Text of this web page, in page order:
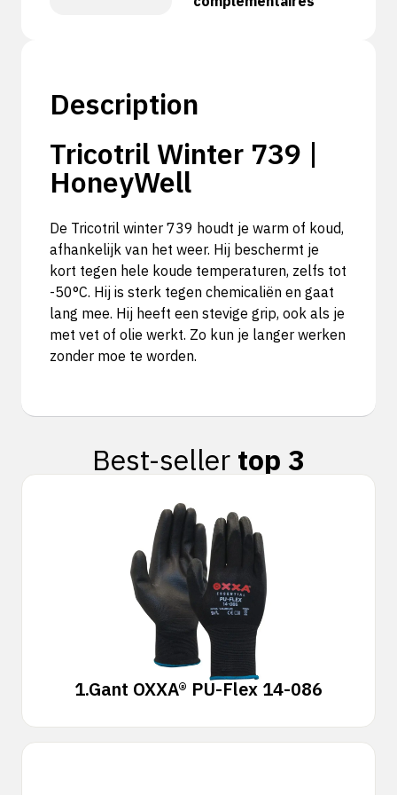
Description
Tricotril Winter 739 |
HoneyWell
De Tricotril winter 739 houdt je warm of koud,
afhankelijk van het weer. Hij beschermt je
kort tegen hele koude temperaturen, zelfs tot
-50°C. Hij is sterk tegen chemicaliën en gaat
lang mee. Hij heeft een stevige grip, ook als je
met vet of olie werkt. Zo kun je langer werken
zonder moe te worden.
Best-seller top 3
1.Gant OXXA® PU-Flex 14-086